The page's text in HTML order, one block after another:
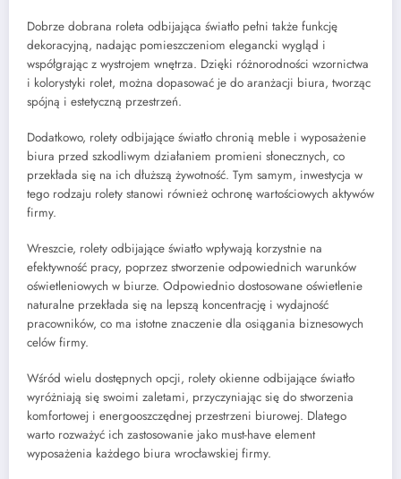
Dobrze dobrana roleta odbijająca światło pełni także funkcję
dekoracyjną, nadając pomieszczeniom elegancki wygląd i
współgrając z wystrojem wnętrza. Dzięki różnorodności wzornictwa
i kolorystyki rolet, można dopasować je do aranżacji biura, tworząc
spójną i estetyczną przestrzeń.
Dodatkowo, rolety odbijające światło chronią meble i wyposażenie
biura przed szkodliwym działaniem promieni słonecznych, co
przekłada się na ich dłuższą żywotność. Tym samym, inwestycja w
tego rodzaju rolety stanowi również ochronę wartościowych aktywów
firmy.
Wreszcie, rolety odbijające światło wpływają korzystnie na
efektywność pracy, poprzez stworzenie odpowiednich warunków
oświetleniowych w biurze. Odpowiednio dostosowane oświetlenie
naturalne przekłada się na lepszą koncentrację i wydajność
pracowników, co ma istotne znaczenie dla osiągania biznesowych
celów firmy.
Wśród wielu dostępnych opcji, rolety okienne odbijające światło
wyróżniają się swoimi zaletami, przyczyniając się do stworzenia
komfortowej i energooszczędnej przestrzeni biurowej. Dlatego
warto rozważyć ich zastosowanie jako must-have element
wyposażenia każdego biura wrocławskiej firmy.